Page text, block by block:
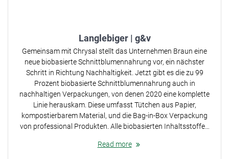
Langlebiger | g&v
Gemeinsam mit Chrysal stellt das Unternehmen Braun eine
neue biobasierte Schnittblumennahrung vor, ein nächster
Schritt in Richtung Nachhaltigkeit. Jetzt gibt es die zu 99
Prozent biobasierte Schnittblumennahrung auch in
nachhaltigen Verpackungen, von denen 2020 eine komplette
Linie herauskam. Diese umfasst Tütchen aus Papier,
kompostierbarem Material, und die Bag-in-Box Verpackung
von professional Produkten. Alle biobasierten Inhaltsstoffe…
Read more